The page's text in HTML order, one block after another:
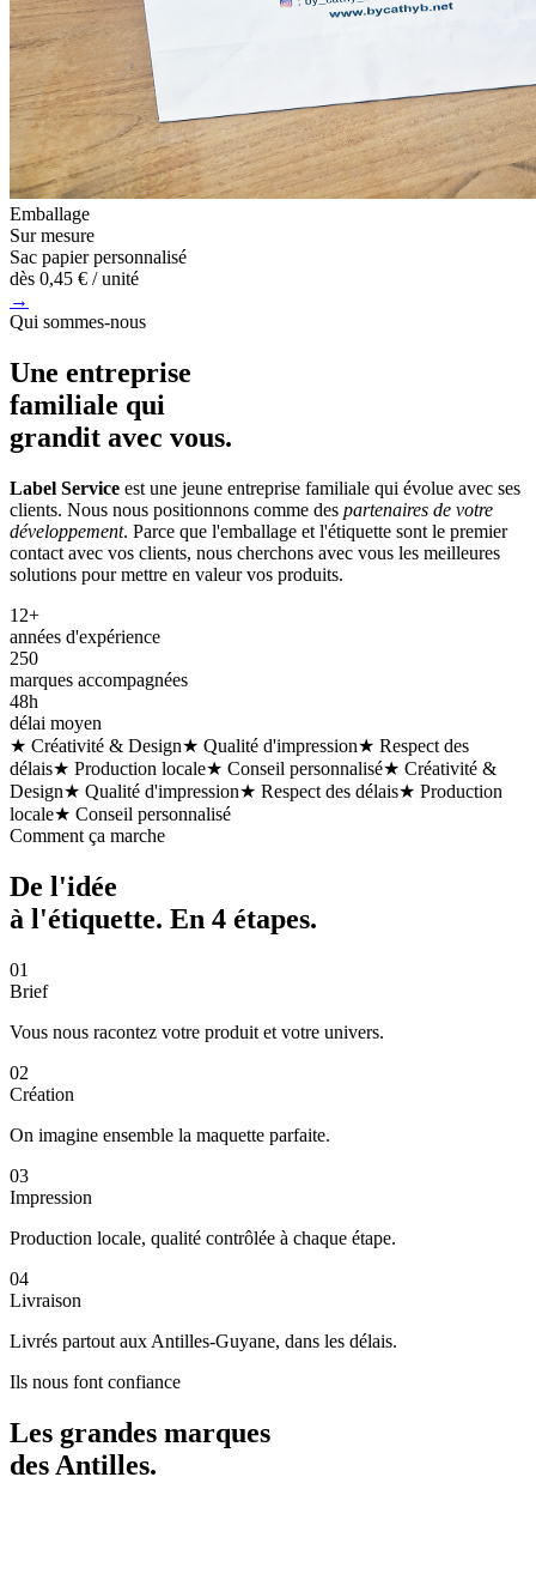
Emballage
Sur mesure
Sac papier personnalisé
dès 0,45 € / unité
→
Qui sommes-nous
Une entreprise
familiale qui
grandit avec vous.
Label Service est une jeune entreprise familiale qui évolue avec ses
clients. Nous nous positionnons comme des partenaires de votre
développement. Parce que l'emballage et l'étiquette sont le premier
contact avec vos clients, nous cherchons avec vous les meilleures
solutions pour mettre en valeur vos produits.
12+
années d'expérience
250
marques accompagnées
48h
délai moyen
★ Créativité & Design★ Qualité d'impression★ Respect des
délais★ Production locale★ Conseil personnalisé★ Créativité &
Design★ Qualité d'impression★ Respect des délais★ Production
locale★ Conseil personnalisé
Comment ça marche
De l'idée
à l'étiquette. En 4 étapes.
01
Brief
Vous nous racontez votre produit et votre univers.
02
Création
On imagine ensemble la maquette parfaite.
03
Impression
Production locale, qualité contrôlée à chaque étape.
04
Livraison
Livrés partout aux Antilles-Guyane, dans les délais.
Ils nous font confiance
Les grandes marques
des Antilles.